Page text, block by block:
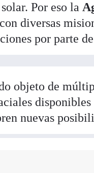
Por eso la
diversas
por parte
objeto de
nuevas